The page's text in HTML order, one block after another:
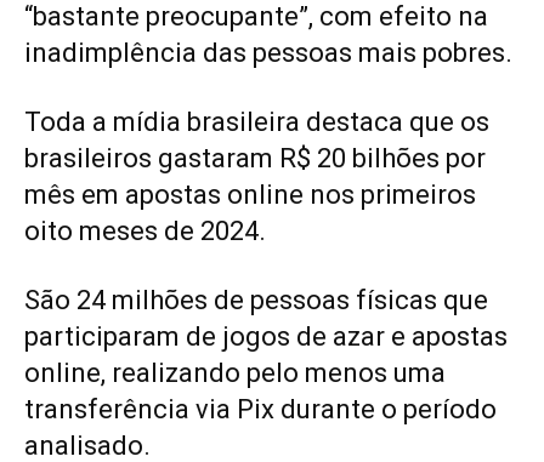
“bastante preocupante”, com efeito na
inadimplência das pessoas mais pobres.
Toda a mídia brasileira destaca que os
brasileiros gastaram R$ 20 bilhões por
mês em apostas online nos primeiros
oito meses de 2024.
São 24 milhões de pessoas físicas que
participaram de jogos de azar e apostas
online, realizando pelo menos uma
transferência via Pix durante o período
analisado.